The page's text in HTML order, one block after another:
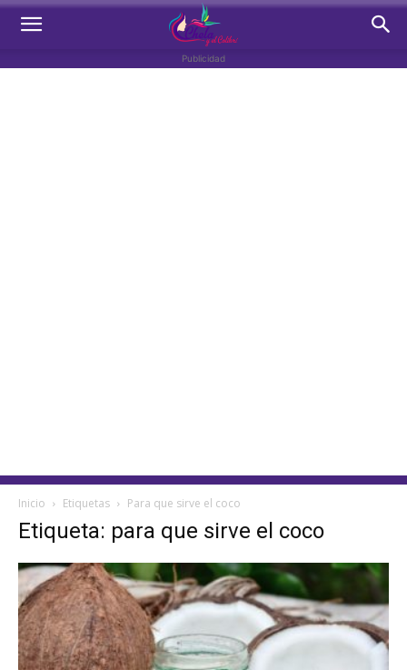
Publicidad
Inicio Etiquetas Para que sirve el coco
Etiqueta: para que sirve el coco